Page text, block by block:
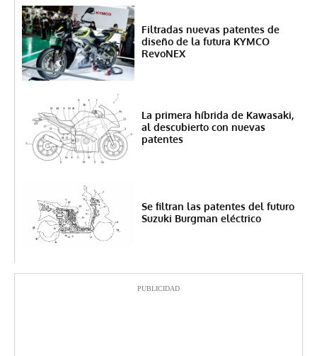
Filtradas nuevas patentes de
diseño de la futura KYMCO
RevoNEX
La primera híbrida de Kawasaki,
al descubierto con nuevas
patentes
Se filtran las patentes del futuro
Suzuki Burgman eléctrico
PUBLICIDAD